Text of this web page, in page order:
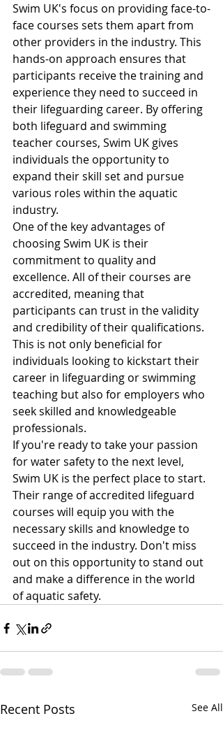
Swim UK's focus on providing face-to-
face courses sets them apart from
other providers in the industry. This
hands-on approach ensures that
participants receive the training and
experience they need to succeed in
their lifeguarding career. By offering
both lifeguard and swimming
teacher courses, Swim UK gives
individuals the opportunity to
expand their skill set and pursue
various roles within the aquatic
industry.
One of the key advantages of
choosing Swim UK is their
commitment to quality and
excellence. All of their courses are
accredited, meaning that
participants can trust in the validity
and credibility of their qualifications.
This is not only beneficial for
individuals looking to kickstart their
career in lifeguarding or swimming
teaching but also for employers who
seek skilled and knowledgeable
professionals.
If you're ready to take your passion
for water safety to the next level,
Swim UK is the perfect place to start.
Their range of accredited lifeguard
courses will equip you with the
necessary skills and knowledge to
succeed in the industry. Don't miss
out on this opportunity to stand out
and make a difference in the world
of aquatic safety.
Recent Posts See All